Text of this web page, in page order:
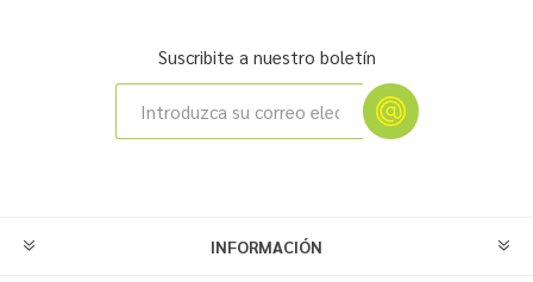
Suscribite a nuestro boletín
INFORMACIÓN